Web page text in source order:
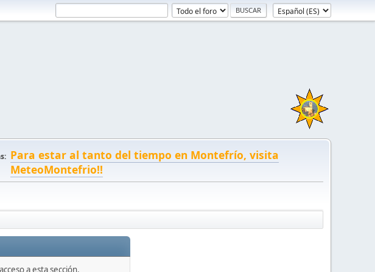
Para estar al tanto del tiempo en Montefrío, visita
MeteoMontefrio!!
a esta sección.